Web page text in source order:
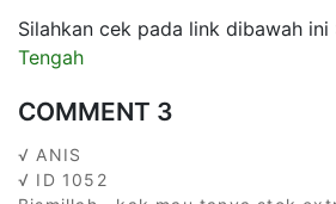
Silahkan cek pada link dibawah ini
Tengah
COMMENT 3
√ ANIS
√ ID 1052